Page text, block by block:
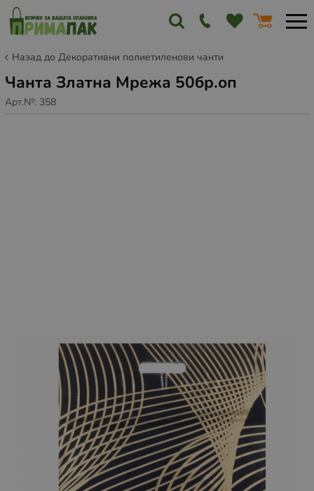
Назад до Декоративни полиетиленови чанти
Чанта Златна Мрежа 50бр.оп
Арт.№: 358